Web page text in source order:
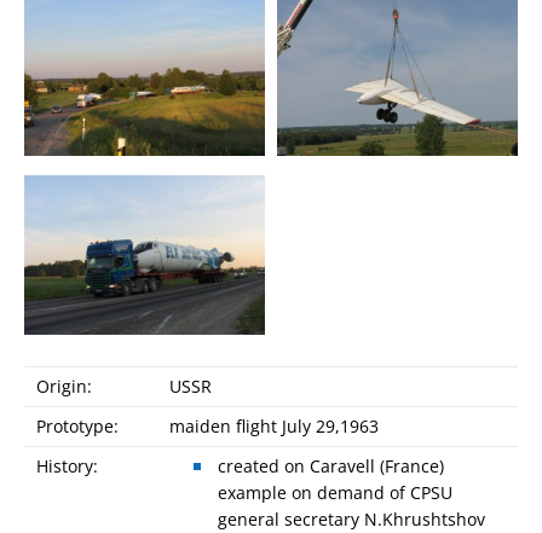
Origin:
USSR
Prototype:
maiden flight July 29,1963
History:
created on Caravell (France)
example on demand of CPSU
general secretary N.Khrushtshov